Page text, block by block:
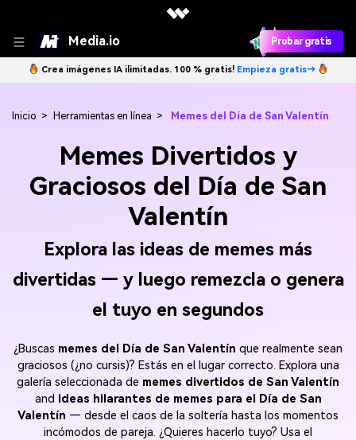
Media.io Probar gratis
Crea imágenes IA ilimitadas. 100 % gratis! Empieza gratis→
Inicio > Herramientas en línea > Memes del Día de San Valentín
Memes Divertidos y
Graciosos del Día de San
Valentín
Explora las ideas de memes más
divertidas — y luego remezcla o genera
el tuyo en segundos
¿Buscas memes del Día de San Valentín que realmente sean
graciosos (¿no cursis)? Estás en el lugar correcto. Explora una
galería seleccionada de memes divertidos de San Valentín
and ideas hilarantes de memes para el Día de San
Valentín — desde el caos de la soltería hasta los momentos
incómodos de pareja. ¿Quieres hacerlo tuyo? Usa el